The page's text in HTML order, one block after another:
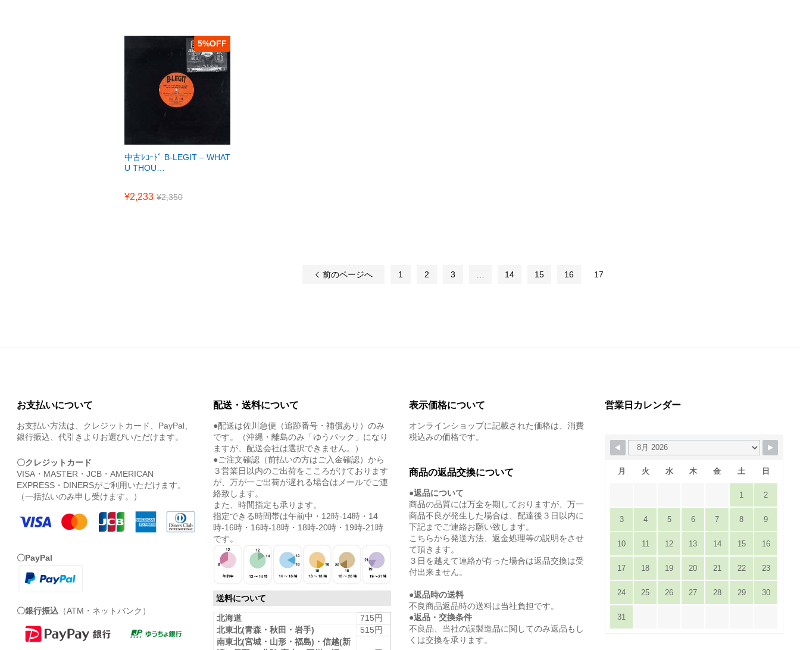
5%
中古ﾚｺｰﾄﾞ B-LEGIT – WHAT
U THOU…
¥2,233 ¥2,350
前のページへ 1 2 3 … 14 15 16 17
お支払いについて
お支払い方法は、クレジットカード、PayPal、
銀行振込、代引きよりお選びいただけます。
〇クレジットカード
VISA・MASTER・JCB・AMERICAN
EXPRESS・DINERSがご利用いただけます。
（一括払いのみ申し受けます。）
〇PayPal
〇銀行振込 （ATM・ネットバンク）
配送・送料について
●配送は佐川急便（追跡番号・補償あり）のみ
です。（沖縄・離島のみ「ゆうパック」になり
ますが、配送会社は選択できません。）
●ご注文確認（前払いの方はご入金確認）から
３営業日以内のご出荷をこころがけております
が、万が一ご出荷が遅れる場合はメールでご連
絡致します。
また、時間指定も承ります。
指定できる時間帯は午前中・12時-14時・14
時-16時・16時-18時・18時-20時・19時-21時
です。
送料について
北海道
715円
北東北(青森・秋田・岩手)
515円
南東北(宮城・山形・福島)・信越(新
表示価格について
オンラインショップに記載された価格は、消費
税込みの価格です。
商品の返品交換について
●返品について
商品の品質には万全を期しておりますが、万一
商品不良が発生した場合は、配達後３日以内に
下記までご連絡お願い致します。
こちらから発送方法、返金処理等の説明をさせ
て頂きます。
３日を越えて連絡が有った場合は返品交換は受
付出来ません。
●返品時の送料
不良商品返品時の送料は当社負担です。
●返品・交換条件
不良品、当社の誤製造品に関してのみ返品もし
くは交換を承ります。
営業日カレンダー
月 火 水 木 金 土 日
1 2
3 4 5 6 7 8 9
10 11 12 13 14 15 16
17 18 19 20 21 22 23
24 25 26 27 28 29 30
31